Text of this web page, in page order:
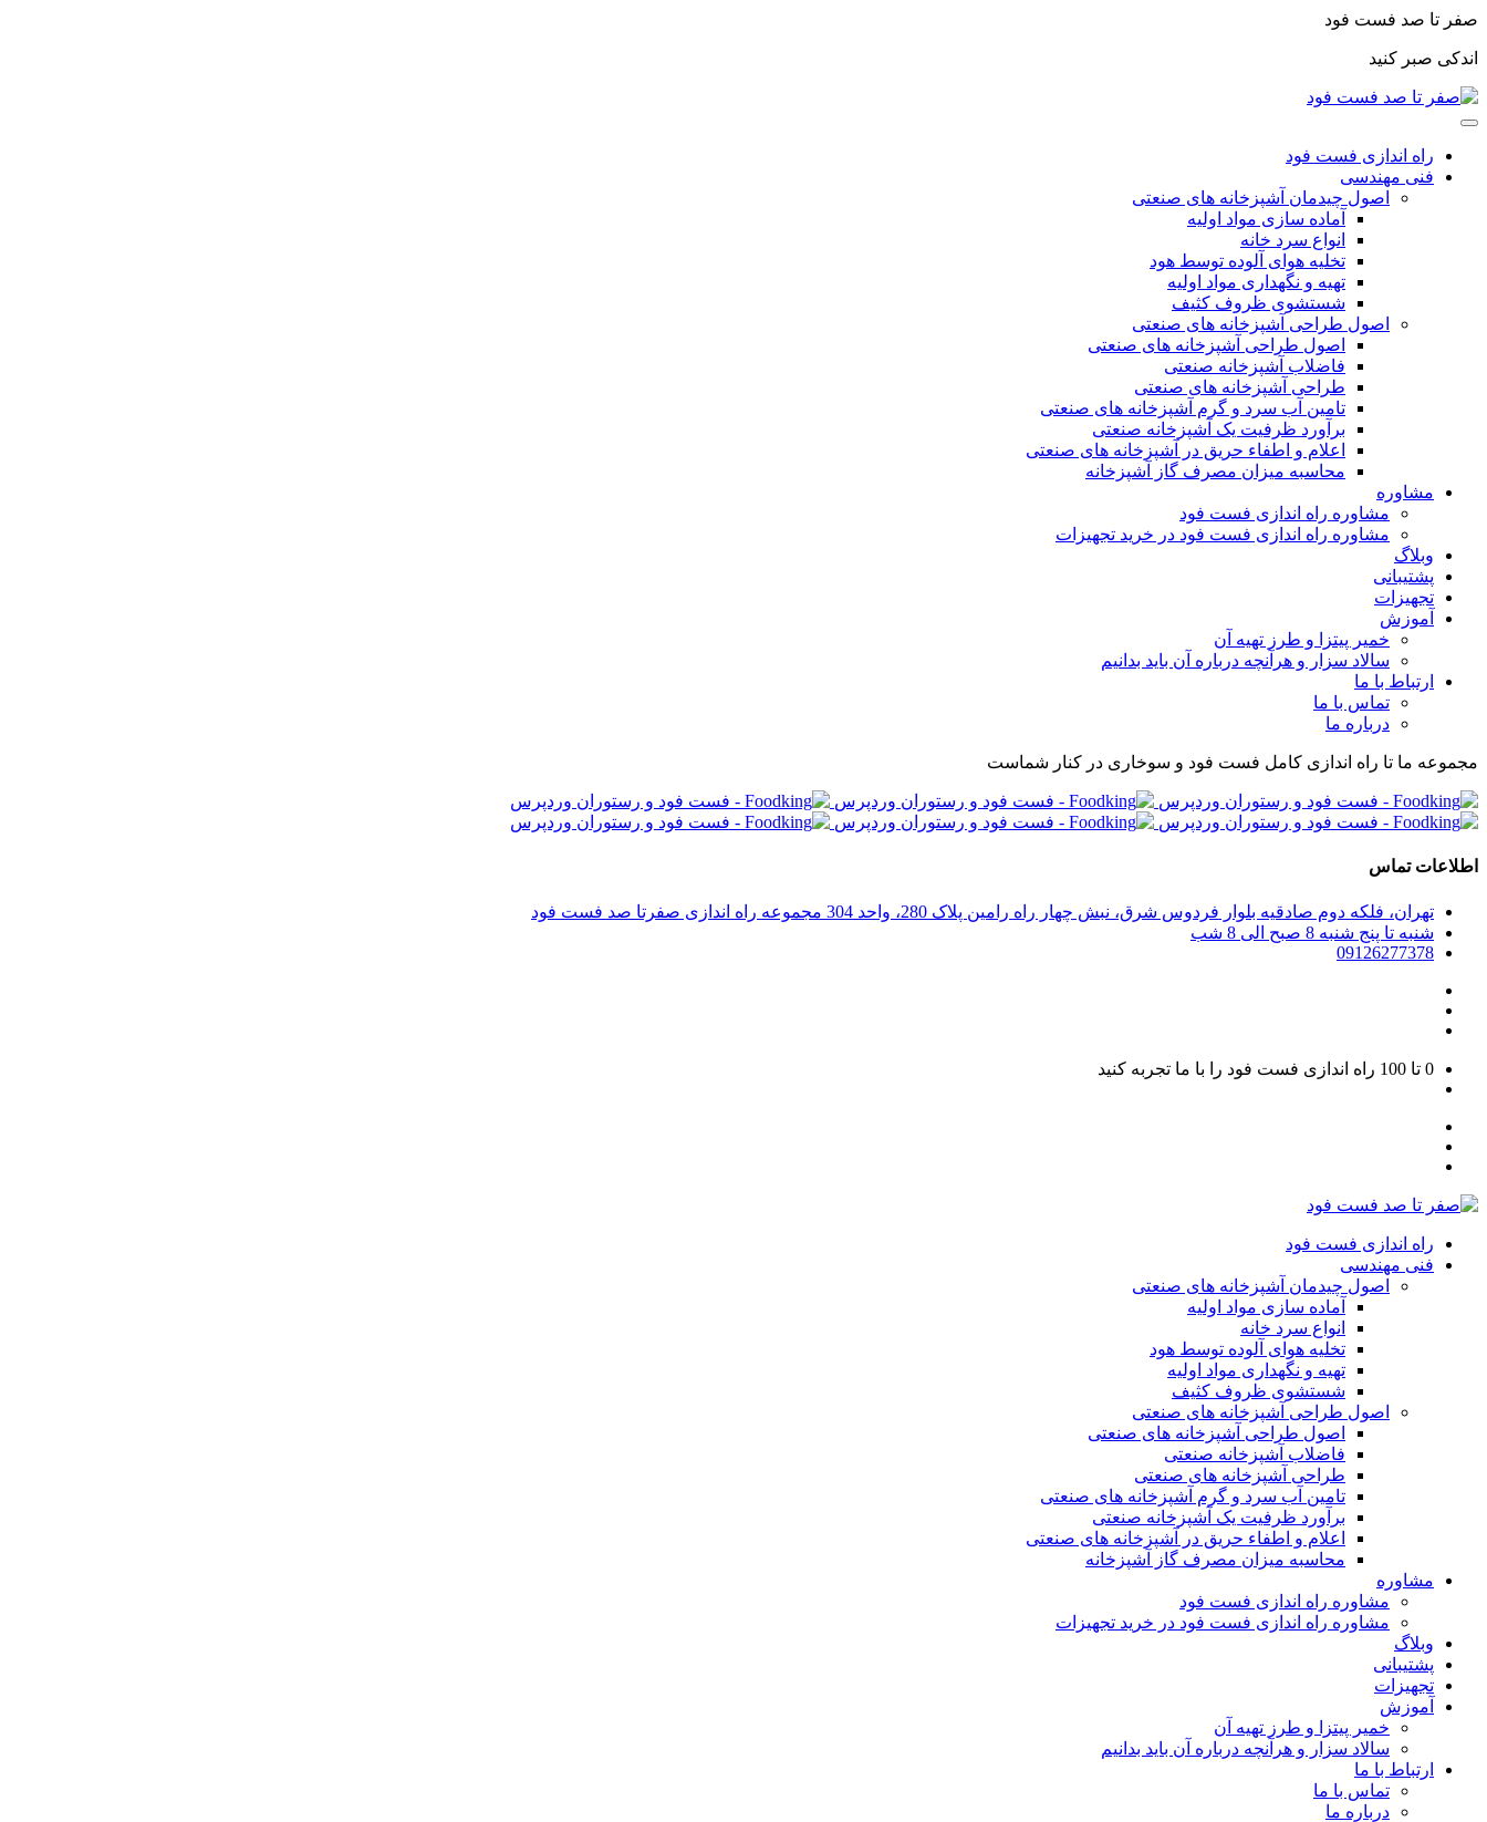
صفر تا صد فست فود
اندکی صبر کنید
راه اندازی فست فود
فنی مهندسی
اصول چیدمان آشپزخانه های صنعتی
آماده سازی مواد اولیه
انواع سرد خانه
تخلیه هوای آلوده توسط هود
تهیه و نگهداری مواد اولیه
شستشوی ظروف کثیف
اصول طراحی آشپزخانه های صنعتی
اصول طراحی آشپزخانه های صنعتی
فاضلاب آشپزخانه صنعتی
طراحی آشپزخانه های صنعتی
تامین آب سرد و گرم آشپزخانه های صنعتی
برآورد ظرفیت یک آشپزخانه صنعتی
اعلام و اطفاء حریق در آشپزخانه های صنعتی
محاسبه میزان مصرف گاز آشپزخانه
مشاوره
مشاوره راه اندازی فست فود
مشاوره راه اندازی فست فود در خرید تجهیزات
وبلاگ
پشتیبانی
تجهیزات
آموزش
خمیر پیتزا و طرز تهیه آن
سالاد سزار و هرآنچه درباره آن باید بدانیم
ارتباط با ما
تماس با ما
درباره ما
مجموعه ما تا راه اندازی کامل فست فود و سوخاری در کنار شماست
اطلاعات تماس
تهران، فلکه دوم صادقیه بلوار فردوس شرق، نبش چهار راه رامین پلاک 280، واحد 304 مجموعه راه اندازی صفرتا صد فست فود
شنبه تا پنج شنبه 8 صبح الی 8 شب
09126277378
0 تا 100 راه اندازی فست فود را با ما تجربه کنید
راه اندازی فست فود
فنی مهندسی
اصول چیدمان آشپزخانه های صنعتی
آماده سازی مواد اولیه
انواع سرد خانه
تخلیه هوای آلوده توسط هود
تهیه و نگهداری مواد اولیه
شستشوی ظروف کثیف
اصول طراحی آشپزخانه های صنعتی
اصول طراحی آشپزخانه های صنعتی
فاضلاب آشپزخانه صنعتی
طراحی آشپزخانه های صنعتی
تامین آب سرد و گرم آشپزخانه های صنعتی
برآورد ظرفیت یک آشپزخانه صنعتی
اعلام و اطفاء حریق در آشپزخانه های صنعتی
محاسبه میزان مصرف گاز آشپزخانه
مشاوره
مشاوره راه اندازی فست فود
مشاوره راه اندازی فست فود در خرید تجهیزات
وبلاگ
پشتیبانی
تجهیزات
آموزش
خمیر پیتزا و طرز تهیه آن
سالاد سزار و هرآنچه درباره آن باید بدانیم
ارتباط با ما
تماس با ما
درباره ما